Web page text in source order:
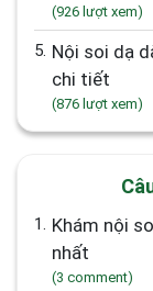
(926 lượt xem)
5. Nội soi dạ dày giá bao nhiêu? Cập nhật bảng giá
chi tiết
(876 lượt xem)
1. Khám nội soi hết bao nhiêu tiền? bảng giá mới
nhất
(3 comment)